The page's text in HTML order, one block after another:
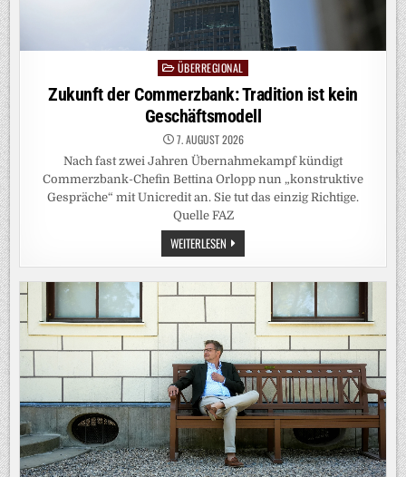
PostedÜBERREGIONAL
Zukunft der Commerzbank: Tradition ist kein
Geschäftsmodell
7. AUGUST 2026
Nach fast zwei Jahren Übernahmekampf kündigt
Commerzbank-Chefin Bettina Orlopp nun „konstruktive
Gespräche“ mit Unicredit an. Sie tut das einzig Richtige.
Quelle FAZ
WEITERLESEN ZUKUNFT
DER
COMMERZBANK:
TRADITION
KEIN
GESCHÄFTSMODELL